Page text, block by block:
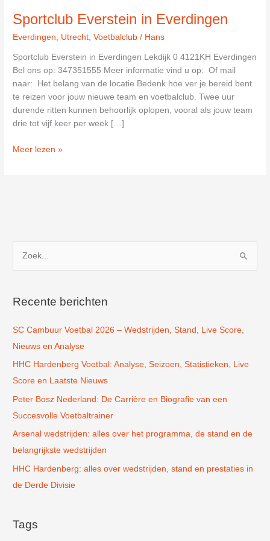
Sportclub Everstein in Everdingen
Everdingen Utrecht ,Voetbalclub / Hans
Sportclub Everstein in Everdingen Lekdijk 0 4121KH Everdingen
Bel ons op: 347351555 Meer informatie vind u op: Of mail
naar: Het belang van de locatie Bedenk hoe ver je bereid bent
te reizen voor jouw nieuwe team en voetbalclub. Twee uur
durende ritten kunnen behoorlijk oplopen, vooral als jouw team
drie tot vijf keer per week […]
Sportclub
Meer lezen »
k
a
a
r
:
Recente berichten
SC Cambuur Voetbal 2026 – Wedstrijden, Stand, Live Score,
Nieuws en Analyse
HHC Hardenberg Voetbal: Analyse, Seizoen, Statistieken, Live
Score en Laatste Nieuws
Peter Bosz Nederland: De Carrière en Biografie van een
Succesvolle Voetbaltrainer
Arsenal wedstrijden: alles over het programma, de stand en de
belangrijkste wedstrijden
HHC Hardenberg: alles over wedstrijden, stand en prestaties in
de Derde Divisie
Tags